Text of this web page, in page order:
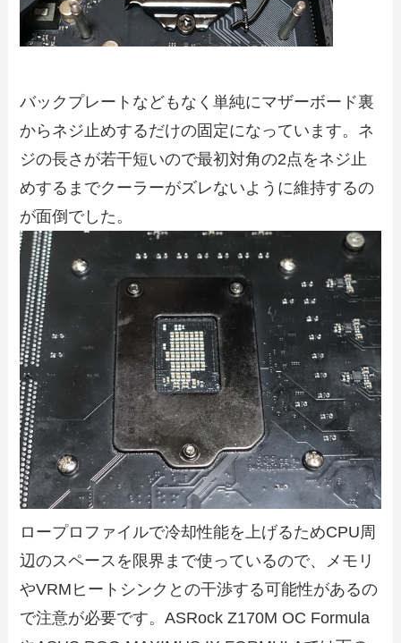
バックプレートなどもなく単純にマザーボード裏
からネジ止めするだけの固定になっています。ネ
ジの長さが若干短いので最初対角の2点をネジ止
めするまでクーラーがズレないように維持するの
が面倒でした。
ロープロファイルで冷却性能を上げるためCPU周
辺のスペースを限界まで使っているので、メモリ
やVRMヒートシンクとの干渉する可能性があるの
で注意が必要です。ASRock Z170M OC Formula